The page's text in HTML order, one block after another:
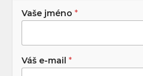
Vaše jméno *
Váš e-mail *